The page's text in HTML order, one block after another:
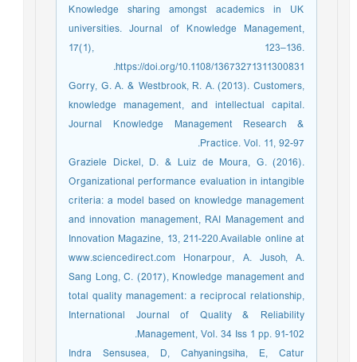
Knowledge sharing amongst academics in UK
universities. Journal of Knowledge Management,
17(1), 123–136.
https://doi.org/10.1108/13673271311300831.
Gorry, G. A. & Westbrook, R. A. (2013). Customers,
knowledge management, and intellectual capital.
Journal Knowledge Management Research &
Practice. Vol. 11, 92-97.
Graziele Dickel, D. & Luiz de Moura, G. (2016).
Organizational performance evaluation in intangible
criteria: a model based on knowledge management
and innovation management, RAI Management and
Innovation Magazine, 13, 211-220.Available online at
www.sciencedirect.com Honarpour, A. Jusoh, A.
Sang Long, C. (2017), Knowledge management and
total quality management: a reciprocal relationship,
International Journal of Quality & Reliability
Management, Vol. 34 Iss 1 pp. 91-102.
Indra Sensusea, D, Cahyaningsiha, E, Catur